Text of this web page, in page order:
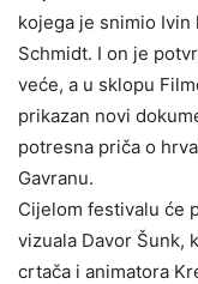
kojega je snimio
Schmidt. I on je
veće, a u sklopu
prikazan novi
potresna priča o
Gavranu.
Cijelom festivalu će
vizuala Davor Šunk,
crtača i animatora